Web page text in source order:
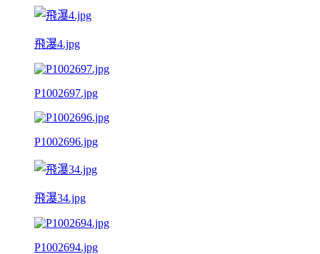
飛瀑4.jpg
P1002697.jpg
P1002696.jpg
飛瀑34.jpg
P1002694.jpg